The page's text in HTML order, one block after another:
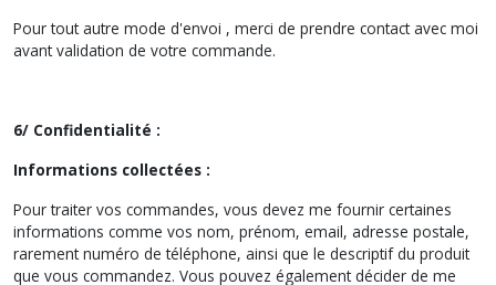
Pour tout autre mode d'envoi , merci de prendre contact avec moi
avant validation de votre commande.
6/ Confidentialité :
Informations collectées :
Pour traiter vos commandes, vous devez me fournir certaines
informations comme vos nom, prénom, email, adresse postale,
rarement numéro de téléphone, ainsi que le descriptif du produit
que vous commandez. Vous pouvez également décider de me